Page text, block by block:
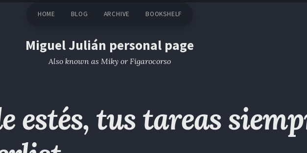
HOME BLOG ARCHIVE BOOKSHELF
Miguel Julián personal page
Also known as Miky or Figarocorso
estés, tus tareas